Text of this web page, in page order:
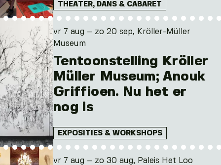
THEATER, DANS & CABARET
vr 7 aug – zo 20 sep, Kröller-Müller
Museum
Tentoonstelling Kröller
Müller Museum; Anouk
Griffioen. Nu het er
nog is
EXPOSITIES & WORKSHOPS
vr 7 aug – zo 30 aug, Paleis Het Loo